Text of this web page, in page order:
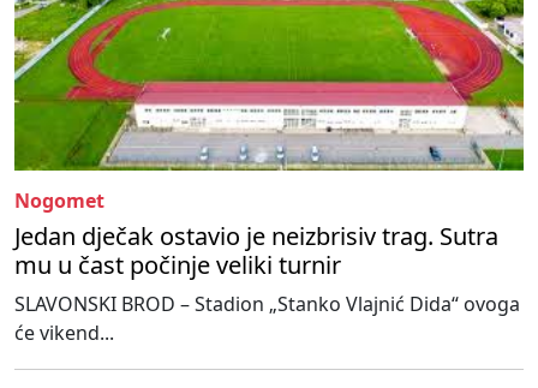
Nogomet
Jedan dječak ostavio je neizbrisiv trag. Sutra
mu u čast počinje veliki turnir
SLAVONSKI BROD – Stadion „Stanko Vlajnić Dida“ ovoga
će vikend...